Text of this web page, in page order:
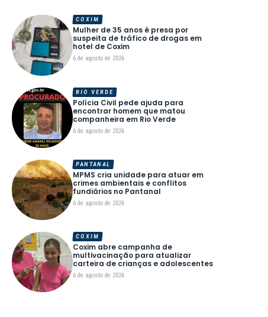
Mulher de 35 anos é presa por
suspeita de tráfico de drogas em
hotel de Coxim
6 de agosto de 2026
COXIM
Polícia Civil pede ajuda para
encontrar homem que matou
companheira em Rio Verde
6 de agosto de 2026
RIO VERDE
MPMS cria unidade para atuar em
crimes ambientais e conflitos
fundiários no Pantanal
6 de agosto de 2026
PANTANAL
Coxim abre campanha de
multivacinação para atualizar
carteira de crianças e adolescentes
6 de agosto de 2026
COXIM